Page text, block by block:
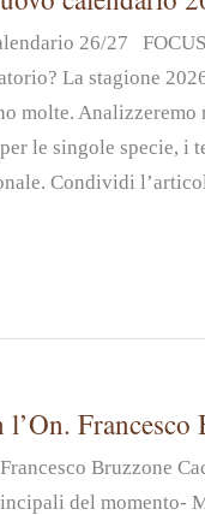
26/27
La stagione
molte.
le singole specie, i
Condividi
Francesco
Bruzzone
del momento-